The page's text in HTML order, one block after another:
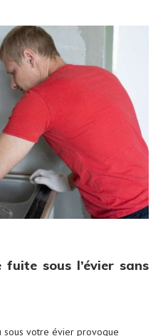
sous l’évier sans
sous votre évier provoque